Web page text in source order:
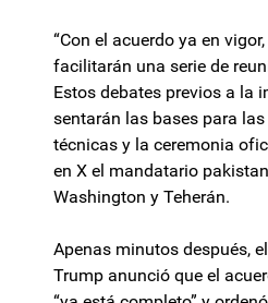
“Con el acuerdo ya en
facilitarán una serie de
Estos debates previos a la
sentarán las bases para
técnicas y la ceremonia
en X el mandatario
Washington y Teherán.
Apenas minutos después,
Trump anunció que el